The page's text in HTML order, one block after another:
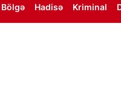
Bölgə Hadisə Kriminal